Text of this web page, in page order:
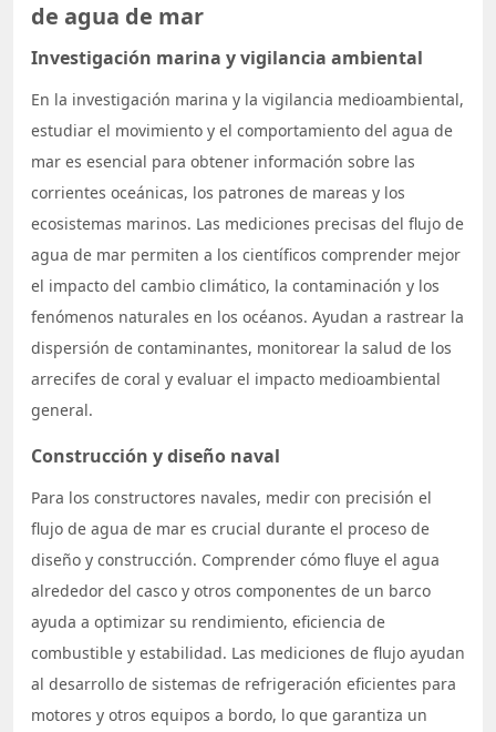
de agua de mar
Investigación marina y vigilancia ambiental
En la investigación marina y la vigilancia medioambiental,
estudiar el movimiento y el comportamiento del agua de
mar es esencial para obtener información sobre las
corrientes oceánicas, los patrones de mareas y los
ecosistemas marinos. Las mediciones precisas del flujo de
agua de mar permiten a los científicos comprender mejor
el impacto del cambio climático, la contaminación y los
fenómenos naturales en los océanos. Ayudan a rastrear la
dispersión de contaminantes, monitorear la salud de los
arrecifes de coral y evaluar el impacto medioambiental
general.
Construcción y diseño naval
Para los constructores navales, medir con precisión el
flujo de agua de mar es crucial durante el proceso de
diseño y construcción. Comprender cómo fluye el agua
alrededor del casco y otros componentes de un barco
ayuda a optimizar su rendimiento, eficiencia de
combustible y estabilidad. Las mediciones de flujo ayudan
al desarrollo de sistemas de refrigeración eficientes para
motores y otros equipos a bordo, lo que garantiza un